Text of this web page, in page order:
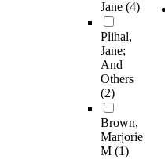
Jane (4)
Plihal,
Jane;
And
Others
(2)
Brown,
Marjorie
M (1)